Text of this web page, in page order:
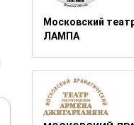
Московский
ЛАМПА